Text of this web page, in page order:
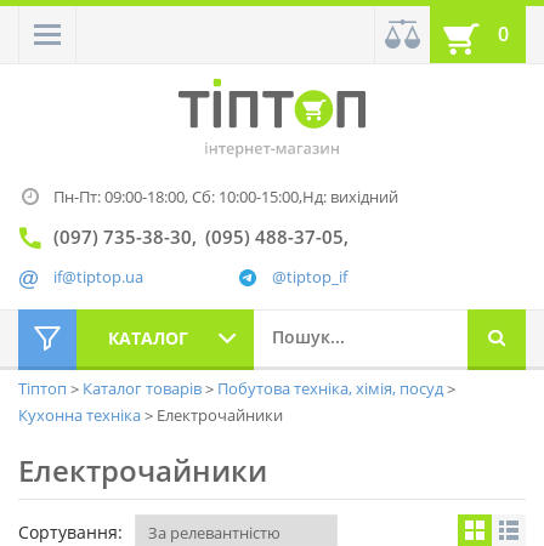
0
Пн-Пт: 09:00-18:00,Сб: 10:00-15:00,Нд: вихідний
(097) 735-38-30 (095) 488-37-05
@tiptop_if
if@tiptop.ua
КАТАЛОГ
Тіптоп Каталог товарів
Побутова техніка, хімія, посуд
Кухонна техніка
Електрочайники
Електрочайники
Сортування: